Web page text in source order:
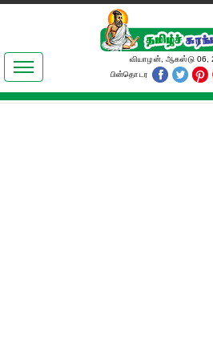
இலக்கியங்கள்
தமிழ் உலகம்
வியாழன், ஆகஸ்டு 06,
பின்தொடர